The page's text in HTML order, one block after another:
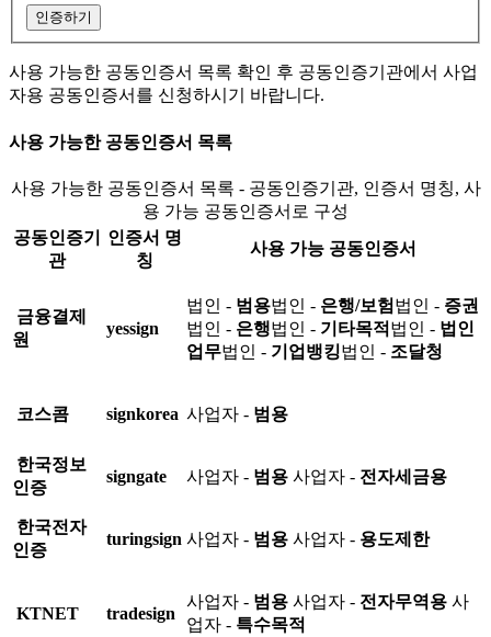
인증하기
사용 가능한 공동인증서 목록 확인 후 공동인증기관에서 사업
자용 공동인증서를 신청하시기 바랍니다.
사용 가능한 공동인증서 목록
사용 가능한 공동인증서 목록 - 공동인증기관, 인증서 명칭, 사
용 가능 공동인증서로 구성
공동인증기
관
인증서 명
칭
사용 가능 공동인증서
금융결제
원
yessign
법인 - 범용법인 - 은행/보험 법인 - 증권
법인 - 은행법인 - 기타목적 법인 - 법인
업무법인 - 기업뱅킹법인 - 조달청
코스콤 signkorea 사업자 - 범용
한국정보
인증
signgate 사업자 - 범용 사업자 - 전자세금용
한국전자
인증
turingsign 사업자 - 범용 사업자 - 용도제한
KTNET tradesign
사업자 - 범용 사업자 - 전자무역용 사
업자 - 특수목적